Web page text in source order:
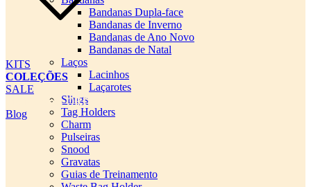
KITS
COLEÇÕES
SALE
cadastro pet QRCODE
Blog
Bandanas Dupla-face
Bandanas de Inverno
Bandanas de Ano Novo
Bandanas de Natal
Laços
Lacinhos
Laçarotes
Slings
Tag Holders
Charm
Pulseiras
Snood
Gravatas
Guias de Treinamento